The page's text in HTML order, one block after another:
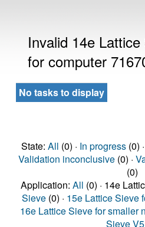
Invalid 14e
for computer
No tasks to display
State: All (0) · In progress(0) ·
Validation inconclusive(0) ·
(0)
Application: All (0) · 14e
Sieve (0) · 15e Lattice Sieve
16e Lattice Sieve for smaller
Sieve V5